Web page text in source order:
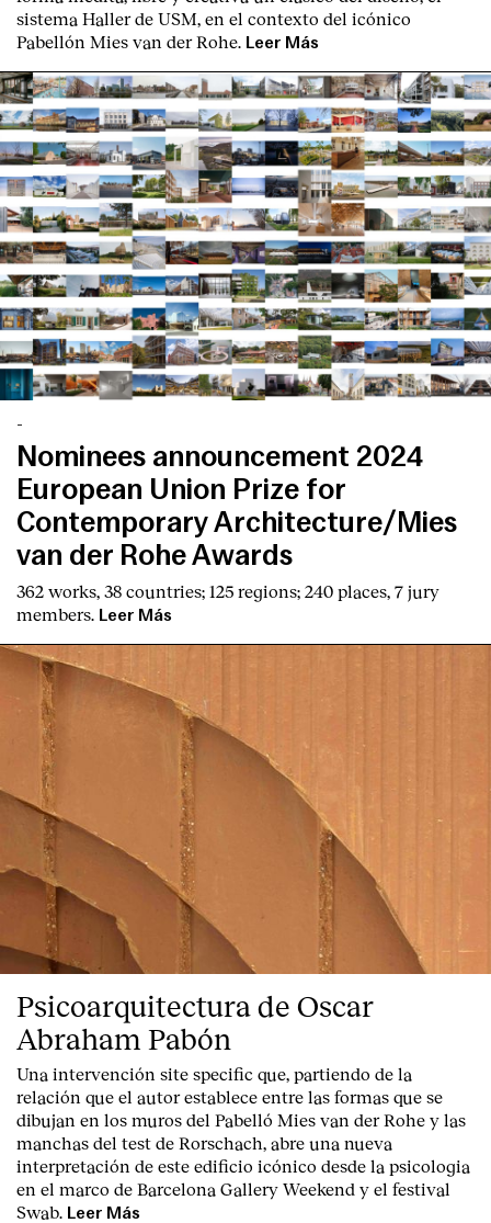
sistema Haller de USM, en el contexto del icónico
Pabellón Mies van der Rohe.
Leer Más
-
Nominees announcement 2024
European Union Prize for
Contemporary Architecture/Mies
van der Rohe Awards
362 works, 38 countries; 125 regions; 240 places, 7 jury
members. Leer Más
Psicoarquitectura de Oscar
Abraham Pabón
Una intervención site specific que, partiendo de la
relación que el autor establece entre las formas que se
dibujan en los muros del Pabelló Mies van der Rohe y las
manchas del test de Rorschach, abre una nueva
interpretación de este edificio icónico desde la psicologia
en el marco de Barcelona Gallery Weekend y el festival
Swab. Leer Más